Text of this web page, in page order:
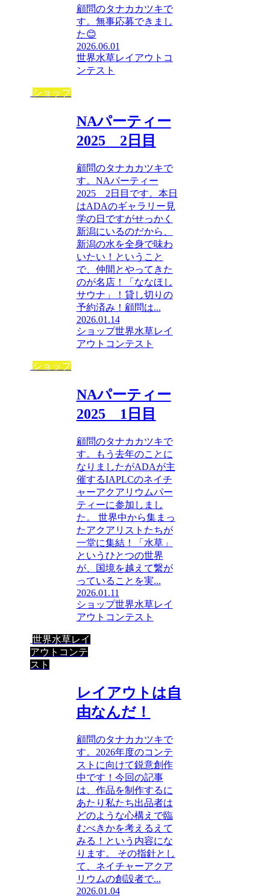
顧問のタナカカツキで
す。無事応募できまし
た😊
2026.06.01
世界水草レイアウトコ
ンテスト
ショップ
NAパーティー
2025 2日目
顧問のタナカカツキで
す。NAパーティー
2025 2日目です。本日
はADAのギャラリー見
学の日ですがせっかく
新潟にいるのだから、
新潟の水を全身で味わ
いたい！ということ
で、仲間とやってきた
のが名店！「ななほし
サウナ」！貸し切りの
予約済み！顧問は...
2026.01.14
ショップ世界水草レイ
アウトコンテスト
ショップ
NAパーティー
2025 1日目
顧問のタナカカツキで
す。もう去年のことに
なりましたがADAが主
催するIAPLCのネイチ
ャーアクアリウムパー
ティーに参加しまし
た。 世界中から集まっ
たアクアリストたちが
一堂に集結！「水草」
というひとつの世界
が、国境を越えて繋が
っていることを実...
2026.01.11
ショップ世界水草レイ
アウトコンテスト
世界水草レイ
アウトコンテ
スト
レイアウトは自
由なんだ！
顧問のタナカカツキで
す。2026年度のコンテ
ストに向けて鋭意創作
中です！今回の記事
は、作品を制作するに
あたり私たち出品者は
どのような心構えで臨
むべきかを考えるえて
みる！という内容にな
ります。 その指針とし
て、ネイチャーアクア
リウムの創設者で...
2026.01.04